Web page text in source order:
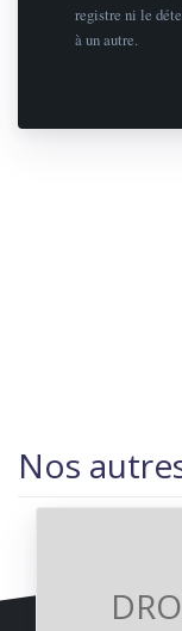
registre ni le
à un autre.
Nos